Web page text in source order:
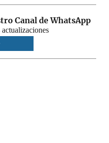
Canal de WhatsApp